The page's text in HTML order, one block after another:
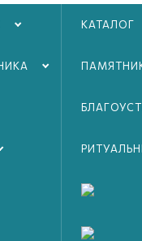
КАТАЛОГ
и задержек.